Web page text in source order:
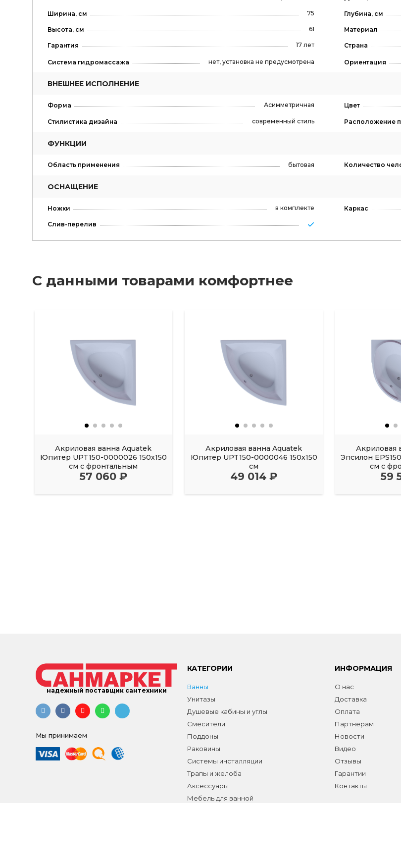
Ширина, см 75 Глубина, см
Высота, см 61 Материал
Гарантия 17 лет Страна
Система гидромассажа нет, установка не предусмотрена Ориентация
ВНЕШНЕЕ ИСПОЛНЕНИЕ
Форма Асимметричная Цвет
Стилистика дизайна современный стиль Расположение
ФУНКЦИИ
Область применения бытовая Количество
ОСНАЩЕНИЕ
Ножки в комплекте Каркас
Слив-перелив
С данными товарами комфортнее
Акриловая ванна Aquatek
Юпитер UPT150-0000026 150х150
см с фронтальным
57 060 ₽
Акриловая ванна Aquatek
Юпитер UPT150-0000046 150х150
см
49 014 ₽
Акриловая
Эпсилон
см с
59
надежный поставщик сантехники
Мы принимаем
КАТЕГОРИИ
Ванны
Унитазы
Душевые кабины и углы
Смесители
Поддоны
Раковины
Системы инсталляции
Трапы и желоба
Аксессуары
Мебель для ванной
ИНФОРМАЦИЯ
О нас
Доставка
Оплата
Партнерам
Новости
Видео
Отзывы
Гарантии
Контакты